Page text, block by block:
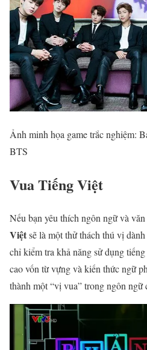
Ảnh minh họa game trắc nghiệm:
BTS
Vua Tiếng Việt
Nếu bạn yêu thích ngôn ngữ và
Việtsẽ là một thử thách thú vị
chỉ kiểm tra khả năng sử dụng
cao vốn từ vựng và kiến thức ngữ
thành một “vị vua” trong ngôn ngữ